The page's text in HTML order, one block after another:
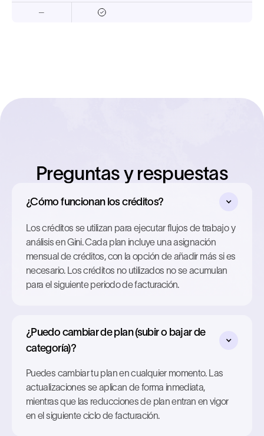
—
Preguntas y respuestas
¿Cómo funcionan los créditos?
Los créditos se utilizan para ejecutar flujos de trabajo y
análisis en Gini. Cada plan incluye una asignación
mensual de créditos, con la opción de añadir más si es
necesario. Los créditos no utilizados no se acumulan
para el siguiente periodo de facturación.
¿Puedo cambiar de plan (subir o bajar de
categoría)?
Puedes cambiar tu plan en cualquier momento. Las
actualizaciones se aplican de forma inmediata,
mientras que las reducciones de plan entran en vigor
en el siguiente ciclo de facturación.